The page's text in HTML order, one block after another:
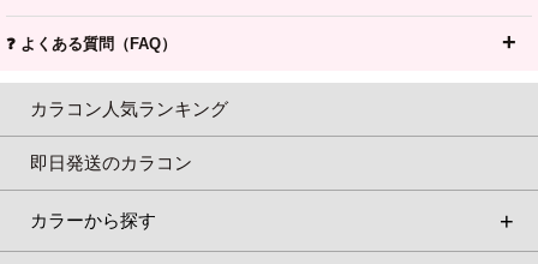
❓ よくある質問（FAQ）
カラコン人気ランキング
即日発送のカラコン
カラーから探す